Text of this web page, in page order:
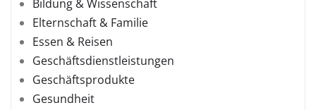
Bildung & Wissenschaft
Elternschaft & Familie
Essen & Reisen
Geschäftsdienstleistungen
Geschäftsprodukte
Gesundheit